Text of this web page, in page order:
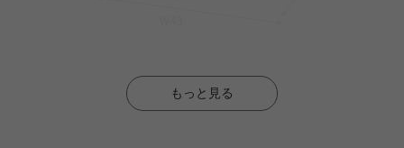
もっと見る